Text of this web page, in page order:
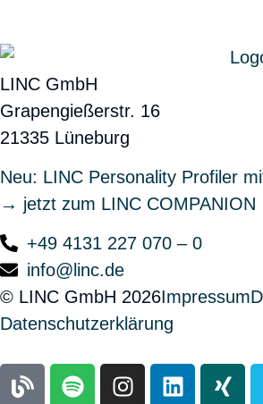
LINC GmbH
Grapengießerstr. 16
21335 Lüneburg
Neu: LINC Personality Profiler
→ jetzt zum LINC COMPANION
+49 4131 227 070 – 0
info@linc.de
© LINC GmbH 2026Impressum
Datenschutzerklärung